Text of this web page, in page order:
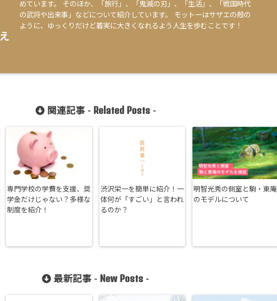
めています。 そのほか、「旅行」、「鬼滅の刃」、「生活」、「戦国時代
の武将や出来事」などについて紹介しています。 モットーはサザエの殻の
ように、ゆっくりだけど着実に大きくなれるよう人生を歩むことです！
関連記事 - Related Posts-
専門学校の学費を支援、奨
学金だけじゃない？多様な
制度を紹介！
渋沢栄一を簡単に紹介！一
体何が「すごい」と言われ
るのか？
明智光秀の側室と駒・東庵
のモデルについて
最新記事 - New Posts -